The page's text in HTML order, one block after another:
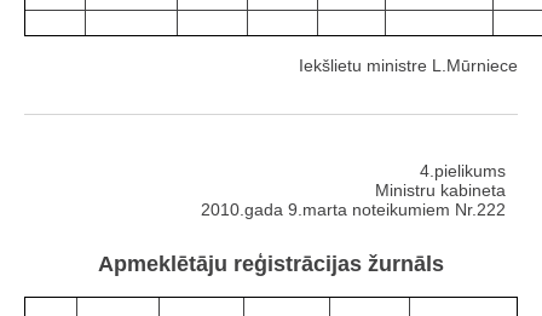
Iekšlietu ministre L.Mūrniece
4.pielikums
Ministru kabineta
2010.gada 9.marta noteikumiem Nr.222
Apmeklētāju reģistrācijas žurnāls